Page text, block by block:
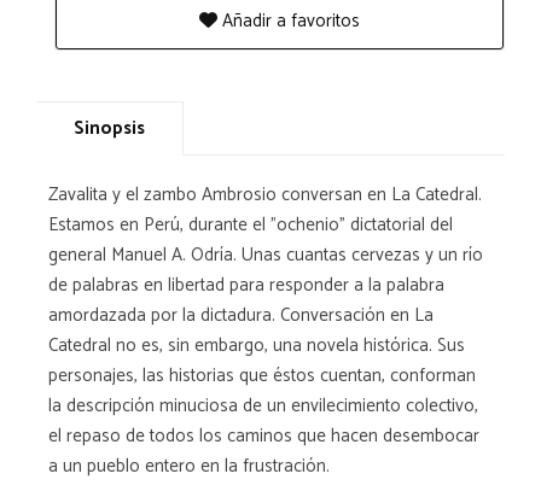
Añadir a favoritos
Sinopsis
Zavalita y el zambo Ambrosio conversan en La Catedral.
Estamos en Perú, durante el "ochenio" dictatorial del
general Manuel A. Odría. Unas cuantas cervezas y un río
de palabras en libertad para responder a la palabra
amordazada por la dictadura. Conversación en La
Catedral no es, sin embargo, una novela histórica. Sus
personajes, las historias que éstos cuentan, conforman
la descripción minuciosa de un envilecimiento colectivo,
el repaso de todos los caminos que hacen desembocar
a un pueblo entero en la frustración.